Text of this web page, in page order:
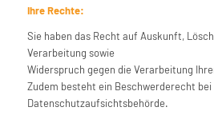
Ihre Rechte:
Sie haben das Recht auf Auskunft,
Verarbeitung sowie
Widerspruch gegen die Verarbeitung
Zudem besteht ein Beschwerderecht
Datenschutzaufsichtsbehörde.